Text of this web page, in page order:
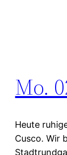
Mo.
Heute
Cusco. Wir